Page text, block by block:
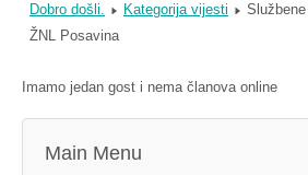
Dobro došli. Kategorija vijesti
ŽNL Posavina
Imamo jedan gost i nema članova online
Main Menu